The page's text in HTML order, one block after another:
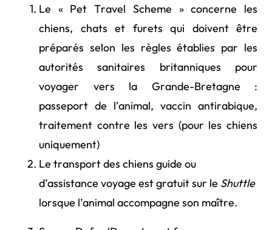
Le « Pet Travel Scheme » concerne les
chiens, chats et furets qui doivent être
préparés selon les règles établies par les
autorités sanitaires britanniques pour
voyager vers la Grande-Bretagne :
passeport de l’animal, vaccin antirabique,
traitement contre les vers (pour les chiens
uniquement)
Le transport des chiens guide ou
d’assistance voyage est gratuit sur le Shuttle
lorsque l’animal accompagne son maître.